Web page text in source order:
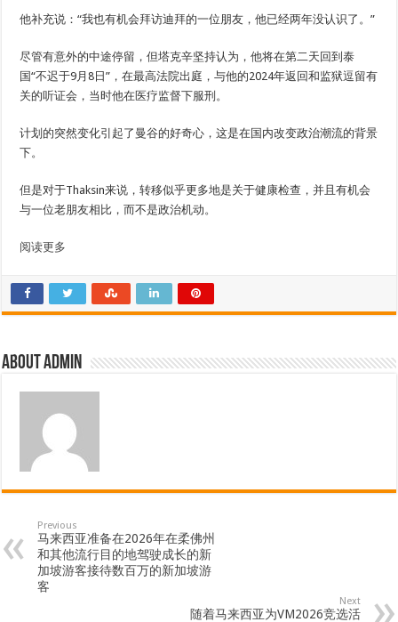
他补充说：“我也有机会拜访迪拜的一位朋友，他已经两年没认识了。”
尽管有意外的中途停留，但塔克辛坚持认为，他将在第二天回到泰
国“不迟于9月8日”，在最高法院出庭，与他的2024年返回和监狱逗留有
关的听证会，当时他在医疗监督下服刑。
计划的突然变化引起了曼谷的好奇心，这是在国内改变政治潮流的背景
下。
但是对于Thaksin来说，转移似乎更多地是关于健康检查，并且有机会
与一位老朋友相比，而不是政治机动。
阅读更多
About admin
Previous
马来西亚准备在2026年在柔佛州
和其他流行目的地驾驶成长的新
加坡游客接待数百万的新加坡游
客
Next
随着马来西亚为VM2026竞选活